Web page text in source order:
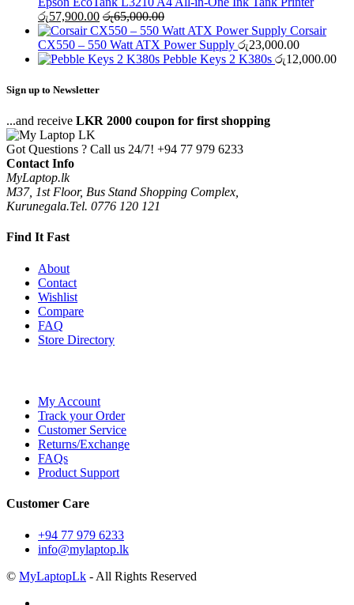
රු57,900.00 රු65,000.00
Corsair
CX550 – 550 Watt ATX Power Supply රු23,000.00
Pebble Keys 2 K380s රු12,000.00
Sign up to Newsletter
...and receive LKR 2000 coupon for first shopping
Got Questions ? Call us 24/7! +94 77 979 6233
Contact Info
MyLaptop.lk
M37, 1st Floor, Bus Stand Shopping Complex,
Kurunegala.Tel. 0776 120 121
Find It Fast
About
Contact
Wishlist
Compare
FAQ
Store Directory
My Account
Track your Order
Customer Service
Returns/Exchange
FAQs
Product Support
Customer Care
+94 77 979 6233
info@mylaptop.lk
© MyLaptopLk - All Rights Reserved